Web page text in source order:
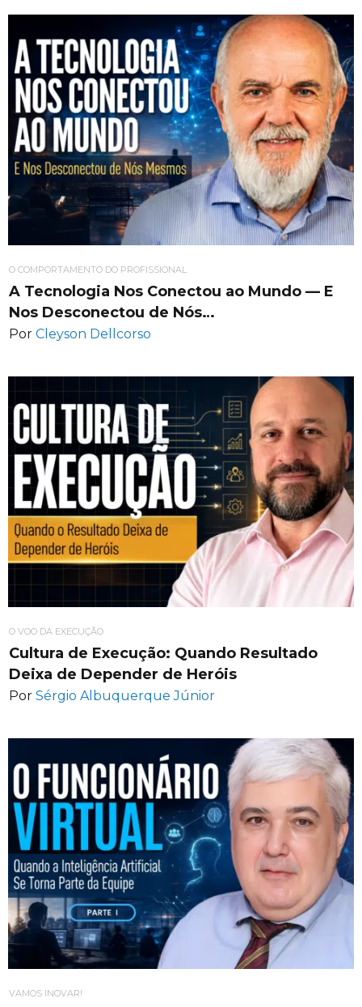
O COMPORTAMENTO DO PROFISSIONAL
A Tecnologia Nos Conectou ao Mundo — E
Nos Desconectou de Nós…
Por Cleyson Dellcorso
O VOO DA EXECUÇÃO
Cultura de Execução: Quando Resultado
Deixa de Depender de Heróis
Por Sérgio Albuquerque Júnior
VAMOS INOVAR!